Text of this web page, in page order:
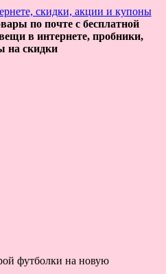
по почте с бесплатной
в интернете, пробники,
на скидки
футболки на новую